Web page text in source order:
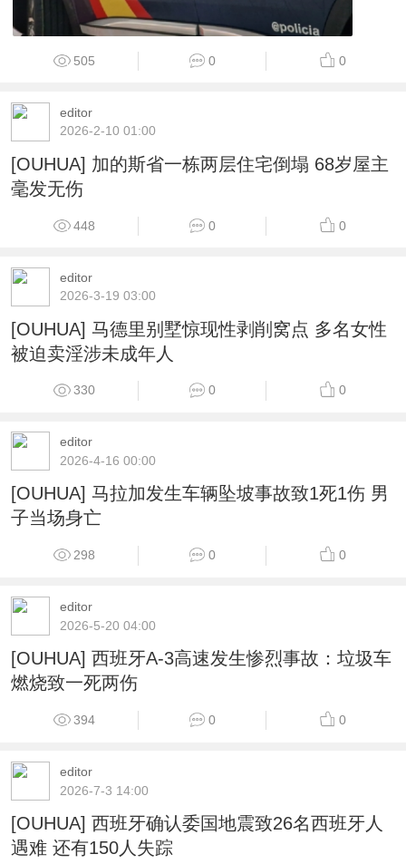
505 0 0
editor
2026-2-10 01:00
[OUHUA] 加的斯省一栋两层住宅倒塌 68岁屋主
毫发无伤
448 0 0
editor
2026-3-19 03:00
[OUHUA] 马德里别墅惊现性剥削窝点 多名女性
被迫卖淫涉未成年人
330 0 0
editor
2026-4-16 00:00
[OUHUA] 马拉加发生车辆坠坡事故致1死1伤 男
子当场身亡
298 0 0
editor
2026-5-20 04:00
[OUHUA] 西班牙A-3高速发生惨烈事故：垃圾车
燃烧致一死两伤
394 0 0
editor
2026-7-3 14:00
[OUHUA] 西班牙确认委国地震致26名西班牙人
遇难 还有150人失踪